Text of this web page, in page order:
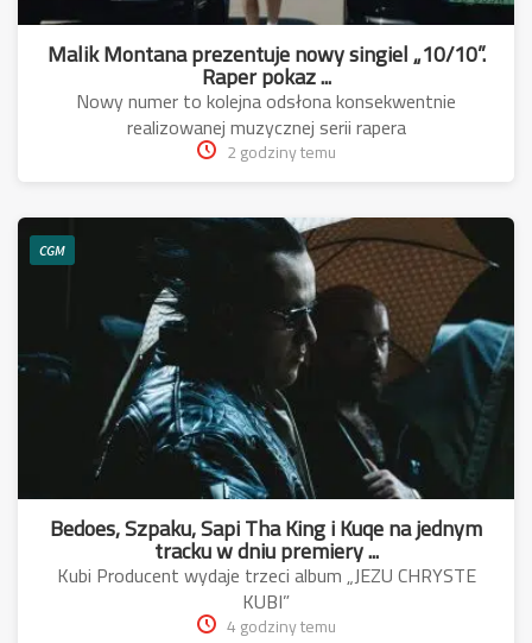
Malik Montana prezentuje nowy singiel „10/10”.
Raper pokaz ...
Nowy numer to kolejna odsłona konsekwentnie
realizowanej muzycznej serii rapera
2 godziny temu
CGM
Bedoes, Szpaku, Sapi Tha King i Kuqe na jednym
tracku w dniu premiery ...
Kubi Producent wydaje trzeci album „JEZU CHRYSTE
KUBI”
4 godziny temu